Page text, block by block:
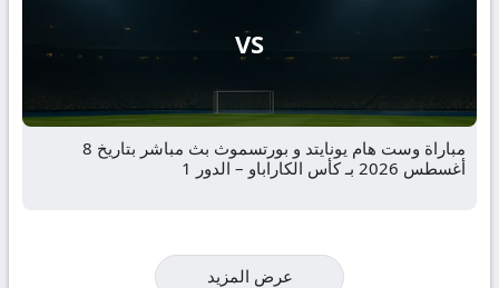
VS
مباراة وست هام يونايتد و بورتسموث بث مباشر بتاريخ 8
أغسطس 2026 بـ كأس الكاراباو – الدور 1
عرض المزيد